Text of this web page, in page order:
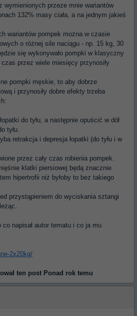
wymienionych przeze mnie wariantów
132% masy ciała, a na jednym jakieś
wariantów pompek można w czasie
o różnej sile naciągu - np. 15 kg, 30
się wykonywało pompki w klasyczny
przez wiele miesięcy przynosiły
pompki męskie, to aby dobrze
i przynosiły dobre efekty trzeba
do tyłu, a następnie opuścić w dół
tyłu.
retrakcja i depresja łopatki (do tyłu i w
przez cały czas robienia pompek.
klatki piersiowej będą znacznie
hipertrofii niż byłoby to bez takiego
przystąpieniem do wyciskania sztangi
napisał autor tematu i co ja mu
2x20kg/
ten post Ponad rok temu